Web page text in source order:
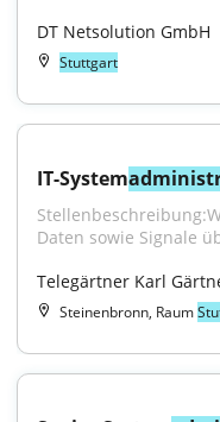
DT Netsolution GmbH
Stuttgart
IT-System
Daten sowie Signale
Telegärtner Karl
Steinenbronn, Raum